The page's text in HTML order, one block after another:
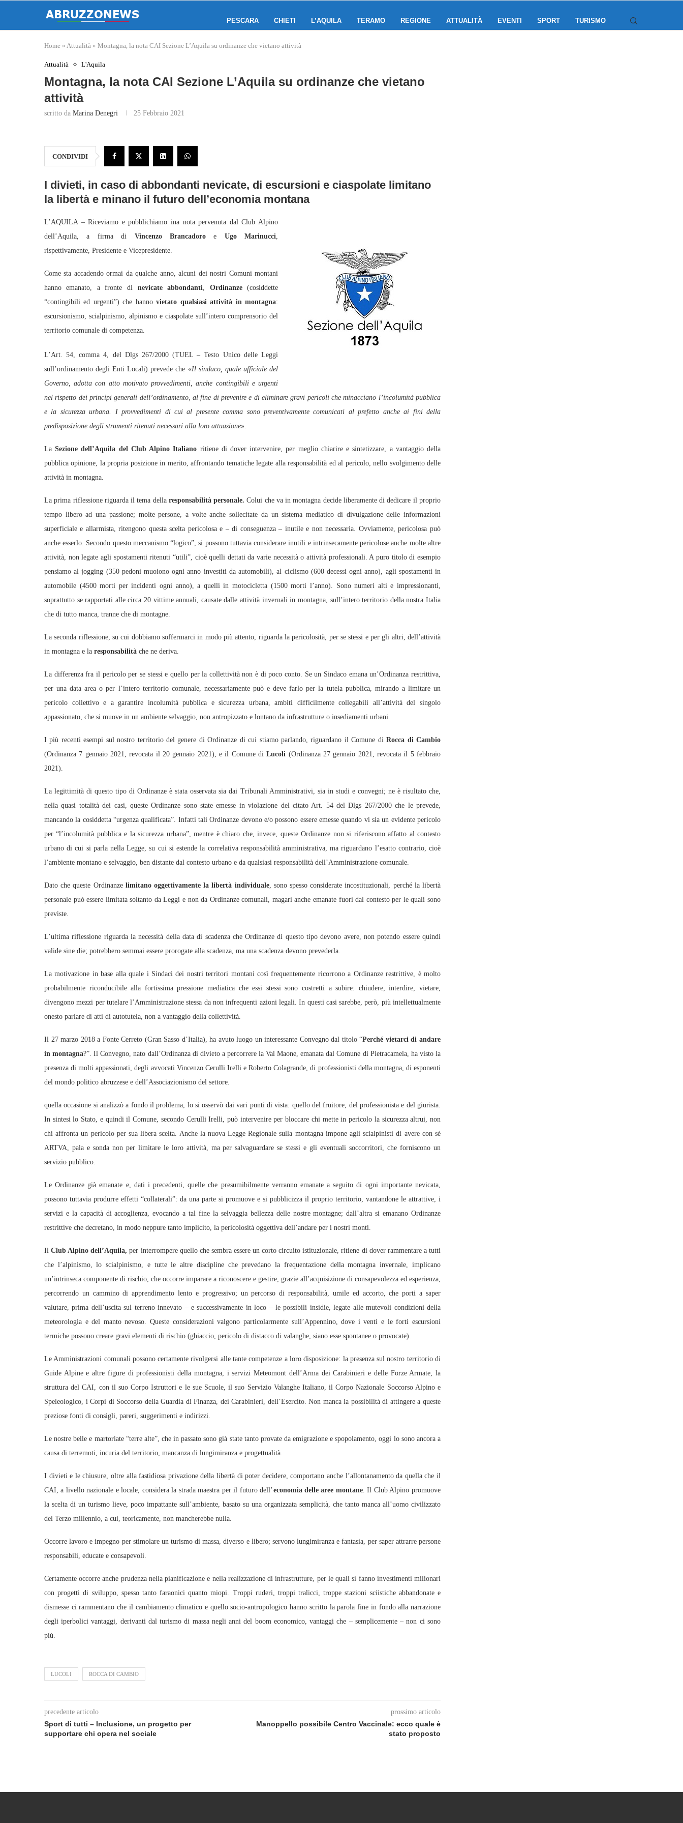
PESCARA CHIETI L’AQUILA TERAMO REGIONE ATTUALITÀ EVENTI SPORT TURISMO
Home » Attualità » Montagna, la nota CAI Sezione L’Aquila su ordinanze che vietano attività
Attualità L'Aquila
Montagna, la nota CAI Sezione L’Aquila su ordinanze che vietano
attività
scritto da Marina Denegri 25 Febbraio 2021
CONDIVIDI
I divieti, in caso di abbondanti nevicate, di escursioni e ciaspolate limitano
la libertà e minano il futuro dell’economia montana
L’AQUILA – Riceviamo e pubblichiamo ina nota pervenuta dal Club Alpino
dell’Aquila, a firma di Vincenzo Brancadoroe Ugo Marinucci,
rispettivamente, Presidente e Vicepresidente.
Come sta accadendo ormai da qualche anno, alcuni dei nostri Comuni montani
hanno emanato, a fronte di nevicate abbondanti, Ordinanze(cosiddette
“contingibili ed urgenti”) che hannovietato qualsiasi attività in montagna:
escursionismo, scialpinismo, alpinismo e ciaspolate sull’intero comprensorio del
territorio comunale di competenza.
L’Art. 54, comma 4, del Dlgs 267/2000 (TUEL – Testo Unico delle Leggi
sull’ordinamento degli Enti Locali) prevede che «Il sindaco, quale ufficiale del
Governo, adotta con atto motivato provvedimenti, anche contingibili e urgenti
nel rispetto dei principi generali dell’ordinamento, al fine di prevenire e di eliminare gravi pericoli che minacciano l’incolumità pubblica
e la sicurezza urbana. I provvedimenti di cui al presente comma sono preventivamente comunicati al prefetto anche ai fini della
predisposizione degli strumenti ritenuti necessari alla loro attuazione».
LaSezione dell’Aquila del Club Alpino Italiano ritiene di dover intervenire, per meglio chiarire e sintetizzare, a vantaggio della
pubblica opinione, la propria posizione in merito, affrontando tematiche legate alla responsabilità ed al pericolo, nello svolgimento delle
attività in montagna.
La prima riflessione riguarda il tema della responsabilità personale.Colui che va in montagna decide liberamente di dedicare il proprio
tempo libero ad una passione; molte persone, a volte anche sollecitate da un sistema mediatico di divulgazione delle informazioni
superficiale e allarmista, ritengono questa scelta pericolosa e – di conseguenza – inutile e non necessaria. Ovviamente, pericolosa può
anche esserlo. Secondo questo meccanismo “logico”, si possono tuttavia considerare inutili e intrinsecamente pericolose anche molte altre
attività, non legate agli spostamenti ritenuti “utili”, cioè quelli dettati da varie necessità o attività professionali. A puro titolo di esempio
pensiamo al jogging (350 pedoni muoiono ogni anno investiti da automobili), al ciclismo (600 decessi ogni anno), agli spostamenti in
automobile (4500 morti per incidenti ogni anno), a quelli in motocicletta (1500 morti l’anno). Sono numeri alti e impressionanti,
soprattutto se rapportati alle circa 20 vittime annuali, causate dalle attività invernali in montagna, sull’intero territorio della nostra Italia
che di tutto manca, tranne che di montagne.
La seconda riflessione, su cui dobbiamo soffermarci in modo più attento, riguarda la pericolosità, per se stessi e per gli altri, dell’attività
in montagna e la responsabilità che ne deriva.
La differenza fra il pericolo per se stessi e quello per la collettività non è di poco conto. Se un Sindaco emana un’Ordinanza restrittiva,
per una data area o per l’intero territorio comunale, necessariamente può e deve farlo per la tutela pubblica, mirando a limitare un
pericolo collettivo e a garantire incolumità pubblica e sicurezza urbana, ambiti difficilmente collegabili all’attività del singolo
appassionato, che si muove in un ambiente selvaggio, non antropizzato e lontano da infrastrutture o insediamenti urbani.
I più recenti esempi sul nostro territorio del genere di Ordinanze di cui stiamo parlando, riguardano il Comune diRocca di Cambio
(Ordinanza 7 gennaio 2021, revocata il 20 gennaio 2021), e il Comune diLucoli (Ordinanza 27 gennaio 2021, revocata il 5 febbraio
2021).
La legittimità di questo tipo di Ordinanze è stata osservata sia dai Tribunali Amministrativi, sia in studi e convegni; ne è risultato che,
nella quasi totalità dei casi, queste Ordinanze sono state emesse in violazione del citato Art. 54 del Dlgs 267/2000 che le prevede,
mancando la cosiddetta “urgenza qualificata”. Infatti tali Ordinanze devono e/o possono essere emesse quando vi sia un evidente pericolo
per “l’incolumità pubblica e la sicurezza urbana”, mentre è chiaro che, invece, queste Ordinanze non si riferiscono affatto al contesto
urbano di cui si parla nella Legge, su cui si estende la correlativa responsabilità amministrativa, ma riguardano l’esatto contrario, cioè
l’ambiente montano e selvaggio, ben distante dal contesto urbano e da qualsiasi responsabilità dell’Amministrazione comunale.
Dato che queste Ordinanze limitano oggettivamente la libertà individuale, sono spesso considerate incostituzionali, perché la libertà
personale può essere limitata soltanto da Leggi e non da Ordinanze comunali, magari anche emanate fuori dal contesto per le quali sono
previste.
L’ultima riflessione riguarda la necessità della data di scadenza che Ordinanze di questo tipo devono avere, non potendo essere quindi
valide sine die; potrebbero semmai essere prorogate alla scadenza, ma una scadenza devono prevederla.
La motivazione in base alla quale i Sindaci dei nostri territori montani così frequentemente ricorrono a Ordinanze restrittive, è molto
probabilmente riconducibile alla fortissima pressione mediatica che essi stessi sono costretti a subire: chiudere, interdire, vietare,
divengono mezzi per tutelare l’Amministrazione stessa da non infrequenti azioni legali. In questi casi sarebbe, però, più intellettualmente
onesto parlare di atti di autotutela, non a vantaggio della collettività.
Il 27 marzo 2018 a Fonte Cerreto (Gran Sasso d’Italia), ha avuto luogo un interessante Convegno dal titolo “Perché vietarci di andare
in montagna?”. Il Convegno, nato dall’Ordinanza di divieto a percorrere la Val Maone, emanata dal Comune di Pietracamela, ha visto la
presenza di molti appassionati, degli avvocati Vincenzo Cerulli Irelli e Roberto Colagrande, di professionisti della montagna, di esponenti
del mondo politico abruzzese e dell’Associazionismo del settore.
quella occasione si analizzò a fondo il problema, lo si osservò dai vari punti di vista: quello del fruitore, del professionista e del giurista.
In sintesi lo Stato, e quindi il Comune, secondo Cerulli Irelli, può intervenire per bloccare chi mette in pericolo la sicurezza altrui, non
chi affronta un pericolo per sua libera scelta. Anche la nuova Legge Regionale sulla montagna impone agli scialpinisti di avere con sé
ARTVA, pala e sonda non per limitare le loro attività, ma per salvaguardare se stessi e gli eventuali soccorritori, che forniscono un
servizio pubblico.
Le Ordinanze già emanate e, dati i precedenti, quelle che presumibilmente verranno emanate a seguito di ogni importante nevicata,
possono tuttavia produrre effetti “collaterali”: da una parte si promuove e si pubblicizza il proprio territorio, vantandone le attrattive, i
servizi e la capacità di accoglienza, evocando a tal fine la selvaggia bellezza delle nostre montagne; dall’altra si emanano Ordinanze
restrittive che decretano, in modo neppure tanto implicito, la pericolosità oggettiva dell’andare per i nostri monti.
IlClub Alpino dell’Aquila, per interrompere quello che sembra essere un corto circuito istituzionale, ritiene di dover rammentare a tutti
che l’alpinismo, lo scialpinismo, e tutte le altre discipline che prevedano la frequentazione della montagna invernale, implicano
un’intrinseca componente di rischio, che occorre imparare a riconoscere e gestire, grazie all’acquisizione di consapevolezza ed esperienza,
percorrendo un cammino di apprendimento lento e progressivo; un percorso di responsabilità, umile ed accorto, che porti a saper
valutare, prima dell’uscita sul terreno innevato – e successivamente in loco – le possibili insidie, legate alle mutevoli condizioni della
meteorologia e del manto nevoso. Queste considerazioni valgono particolarmente sull’Appennino, dove i venti e le forti escursioni
termiche possono creare gravi elementi di rischio (ghiaccio, pericolo di distacco di valanghe, siano esse spontanee o provocate).
Le Amministrazioni comunali possono certamente rivolgersi alle tante competenze a loro disposizione: la presenza sul nostro territorio di
Guide Alpine e altre figure di professionisti della montagna, i servizi Meteomont dell’Arma dei Carabinieri e delle Forze Armate, la
struttura del CAI, con il suo Corpo Istruttori e le sue Scuole, il suo Servizio Valanghe Italiano, il Corpo Nazionale Soccorso Alpino e
Speleologico, i Corpi di Soccorso della Guardia di Finanza, dei Carabinieri, dell’Esercito. Non manca la possibilità di attingere a queste
preziose fonti di consigli, pareri, suggerimenti e indirizzi.
Le nostre belle e martoriate “terre alte”, che in passato sono già state tanto provate da emigrazione e spopolamento, oggi lo sono ancora a
causa di terremoti, incuria del territorio, mancanza di lungimiranza e progettualità.
I divieti e le chiusure, oltre alla fastidiosa privazione della libertà di poter decidere, comportano anche l’allontanamento da quella che il
CAI, a livello nazionale e locale, considera la strada maestra per il futuro dell’economia delle aree montane. Il Club Alpino promuove
la scelta di un turismo lieve, poco impattante sull’ambiente, basato su una organizzata semplicità, che tanto manca all’uomo civilizzato
del Terzo millennio, a cui, teoricamente, non mancherebbe nulla.
Occorre lavoro e impegno per stimolare un turismo di massa, diverso e libero; servono lungimiranza e fantasia, per saper attrarre persone
responsabili, educate e consapevoli.
Certamente occorre anche prudenza nella pianificazione e nella realizzazione di infrastrutture, per le quali si fanno investimenti milionari
con progetti di sviluppo, spesso tanto faraonici quanto miopi. Troppi ruderi, troppi tralicci, troppe stazioni sciistiche abbandonate e
dismesse ci rammentano che il cambiamento climatico e quello socio-antropologico hanno scritto la parola fine in fondo alla narrazione
degli iperbolici vantaggi, derivanti dal turismo di massa negli anni del boom economico, vantaggi che – semplicemente – non ci sono
più.
LUCOLI ROCCA DI CAMBIO
precedente articolo
Sport di tutti – Inclusione, un progetto per
supportare chi opera nel sociale
prossimo articolo
Manoppello possibile Centro Vaccinale: ecco quale è
stato proposto